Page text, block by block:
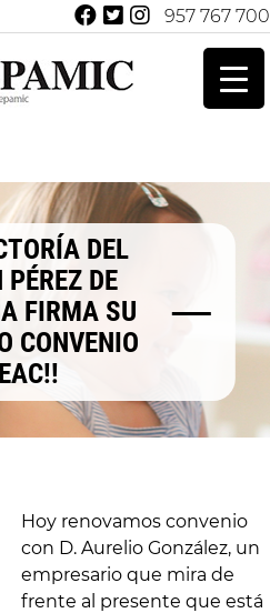
957 767 700
DEL
PÉREZ DE
FIRMA SU
CONVENIO
Hoy renovamos convenio
con D. Aurelio González, un
empresario que mira de
frente al presente que está